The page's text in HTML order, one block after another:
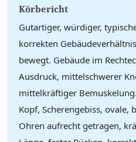
Körbericht
Gutartiger, würdiger,
korrekten
bewegt. Gebäude im
Ausdruck, mittelschwerer
mittelkräftiger
Kopf, Scherengebiss,
Ohren aufrecht getragen,